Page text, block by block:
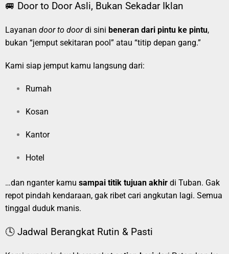
🚐 Door to Door Asli, Bukan Sekadar Iklan
Layanan door to doordi sini beneran dari pintu ke pintu,
bukan “jemput sekitaran pool” atau “titip depan gang.”
Kami siap jemput kamu langsung dari:
Rumah
Kosan
Kantor
Hotel
…dan nganter kamu sampai titik tujuan akhir di Tuban. Gak
repot pindah kendaraan, gak ribet cari angkutan lagi. Semua
tinggal duduk manis.
🕓 Jadwal Berangkat Rutin & Pasti